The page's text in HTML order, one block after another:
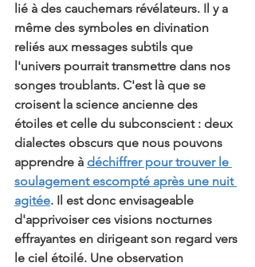
lié à des cauchemars révélateurs. Il y a
même des symboles en divination
reliés aux messages subtils que
l'univers pourrait transmettre dans nos
songes troublants. C'est là que se
croisent la science ancienne des
étoiles et celle du subconscient : deux
dialectes obscurs que nous pouvons
apprendre à déchiffrer pour trouver le
soulagement escompté après une nuit
agitée. Il est donc envisageable
d'apprivoiser ces visions nocturnes
effrayantes en dirigeant son regard vers
le ciel étoilé. Une observation